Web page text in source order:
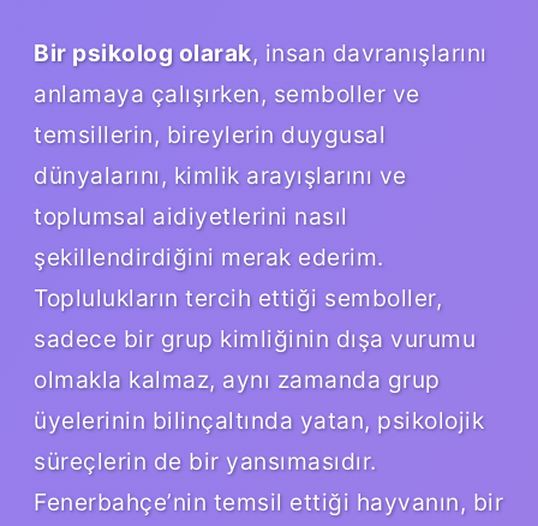
Bir psikolog olarak, insan davranışlarını
anlamaya çalışırken, semboller ve
temsillerin, bireylerin duygusal
dünyalarını, kimlik arayışlarını ve
toplumsal aidiyetlerini nasıl
şekillendirdiğini merak ederim.
Toplulukların tercih ettiği semboller,
sadece bir grup kimliğinin dışa vurumu
olmakla kalmaz, aynı zamanda grup
üyelerinin bilinçaltında yatan, psikolojik
süreçlerin de bir yansımasıdır.
Fenerbahçe’nin temsil ettiği hayvanın, bir